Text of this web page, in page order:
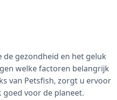
gezondheid en het geluk
welke factoren belangrijk
van Petsfish, zorgt u ervoor
voor de planeet.